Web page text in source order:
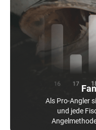
Als Pro-Angler
und jede